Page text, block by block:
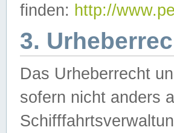
finden: http://
3.
Das Urheberrecht
sofern nicht anders